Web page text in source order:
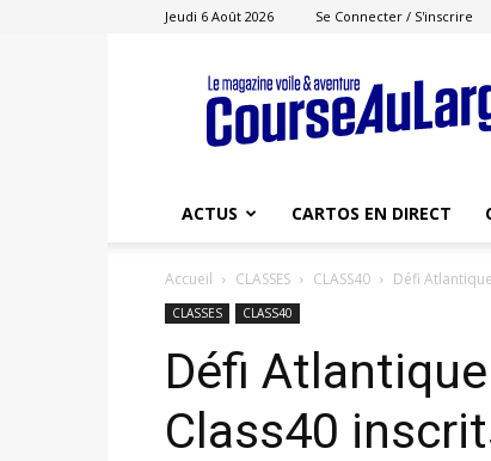
Jeudi 6 Août 2026 Se Connecter / S'inscrire
Course
au
Large
ACTUS CARTOS EN DIRECT
Accueil CLASSES CLASS40 Défi
CLASSES CLASS40
Défi
Class40